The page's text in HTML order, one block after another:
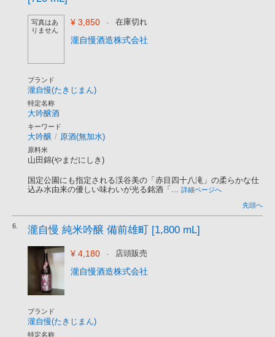
写真はあ
りません
¥ 3,850 - 在庫切れ
瀧自慢酒造株式会社
ブランド
瀧自慢(たきじまん)
特定名称
大吟醸酒
キーワード
大吟醸 / 原酒(無加水)
原料米
山田錦(やまだにしき)
国定公園にも指定される渓谷美の「赤目四十八滝」の柔らかな仕
込み水由来の優しい味わいが光る銘酒「... 詳細ページへ
先頭へ
6. 瀧自慢 純米吟醸 備前雄町 [1,800 mL]
¥ 4,180 - 店頭販売
瀧自慢酒造株式会社
ブランド
瀧自慢(たきじまん)
特定名称